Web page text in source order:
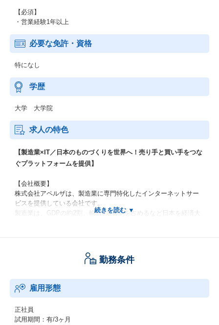
【必須】
・営業経験1年以上
必要な免許・資格
特になし
学歴
大学 大学院
求人の特色
【製造業×IT／日本のものづくりを世界へ！売り手と買い手をつな
ぐプラットフォームを提供】
【会社概要】
株式会社アペルザは、製造業に専門特化したインターネットサー
ビスを提供している会社です。
製造業は、GDPの約2割、輸出の約9割を占めるなど日本を経済大
私たちは、売り手と買い手をつなぐプラットフォームを提供する
ことでこうした企業や製品が国内外に広く知られ、使われるよう
【事業内容】
グを支援しています。
・ものづくり産業向けポータル「Apérza（アペルザ）」
勤務条件
雇用形態
正社員
試用期間：有/3ヶ月